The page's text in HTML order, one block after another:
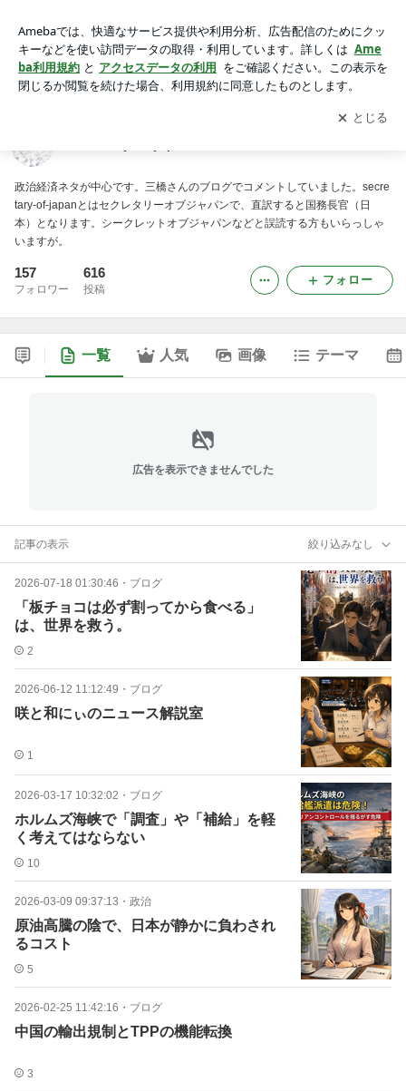
アプリをダウンロードして ブログの更新通知
を受け取りまし
ょう。
開く
政治経済ネタが中心です。三橋さんのブログでコメントしていました。secre
tary-of-japanとはセクレタリーオブジャパンで、直訳すると国務長官（日
本）となります。シークレットオブジャパンなどと誤読する方もいらっしゃ
いますが。
157
フォロワー
616
投稿
フォロー
一覧 人気 画像 テーマ
広告を表示できませんでした
記事の表示 絞り込みなし
2026-07-18 01:30:46 ・ ブログ
「板チョコは必ず割ってから食べる」
は、世界を救う。
2
2026-06-12 11:12:49 ・ ブログ
咲と和にぃのニュース解説室
1
2026-03-17 10:32:02 ・ ブログ
ホルムズ海峡で「調査」や「補給」を軽
く考えてはならない
10
2026-03-09 09:37:13 ・ 政治
原油高騰の陰で、日本が静かに負わされ
るコスト
5
2026-02-25 11:42:16 ・ ブログ
中国の輸出規制とTPPの機能転換
3